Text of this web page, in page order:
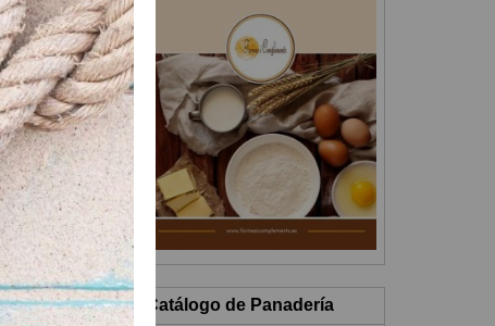
Catálogo de Panadería